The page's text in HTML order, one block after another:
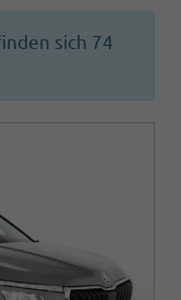
sich 74